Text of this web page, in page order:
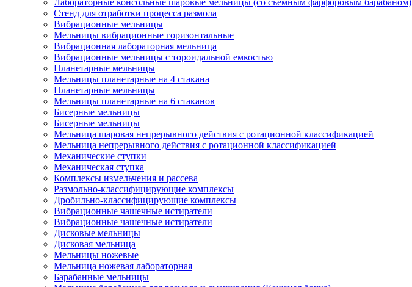
Лабораторные консольные шаровые мельницы (со съемным фарфоровым барабаном)
Стенд для отработки процесса размола
Вибрационные мельницы
Мельницы вибрационные горизонтальные
Вибрационная лабораторная мельница
Вибрационные мельницы с тороидальной емкостью
Планетарные мельницы
Мельницы планетарные на 4 стакана
Планетарные мельницы
Мельницы планетарные на 6 стаканов
Бисерные мельницы
Бисерные мельницы
Мельница шаровая непрерывного действия с ротационной классификацией
Мельница непрерывного действия с ротационной классификацией
Механические ступки
Механическая ступка
Комплексы измельчения и рассева
Размольно-классифицирующие комплексы
Дробильно-классифицирующие комплексы
Вибрационные чашечные истиратели
Вибрационные чашечные истиратели
Дисковые мельницы
Дисковая мельница
Мельницы ножевые
Мельница ножевая лабораторная
Барабанные мельницы